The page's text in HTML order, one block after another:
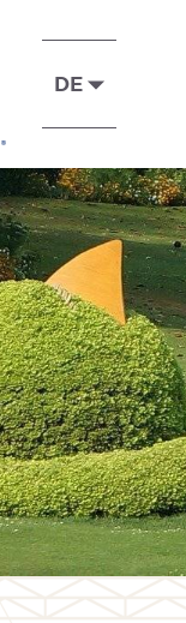
DE